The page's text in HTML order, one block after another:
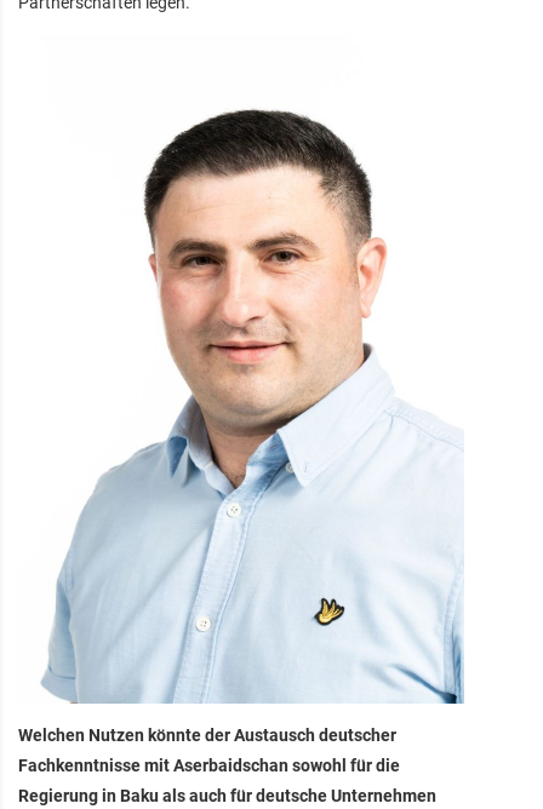
Welchen Nutzen könnte der Austausch deutscher
Fachkenntnisse mit Aserbaidschan sowohl für die
Regierung in Baku als auch für deutsche Unternehmen